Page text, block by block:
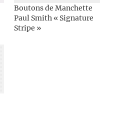
Boutons de Manchette
Paul Smith « Signature
Stripe »